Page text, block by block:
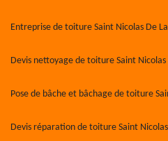
Entreprise de toiture Saint Nicolas De
Devis nettoyage de toiture Saint
Pose de bâche et bâchage de toiture
Devis réparation de toiture Saint